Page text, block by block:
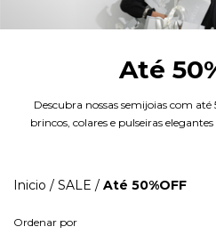
Até
Descubra nossas semijoias com
brincos, colares e pulseiras
Inicio / SALE / Até 50%OFF
Ordenar por